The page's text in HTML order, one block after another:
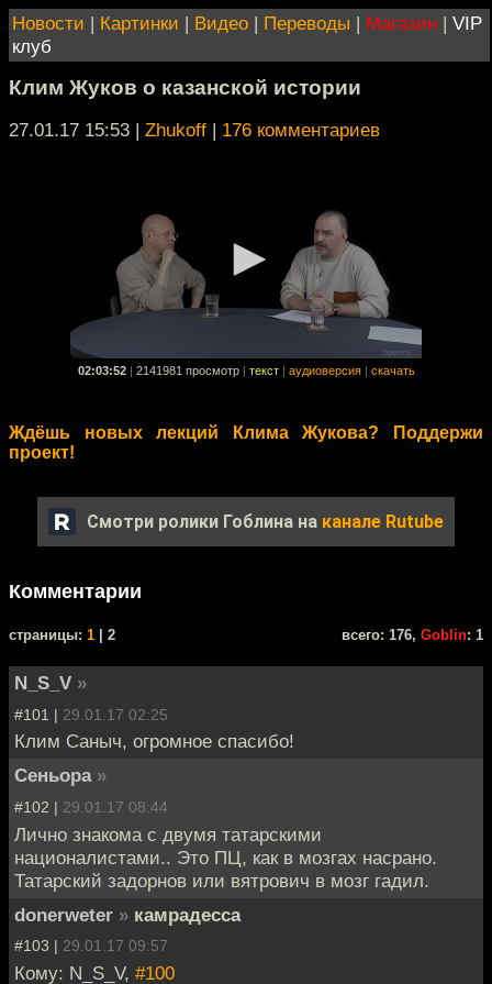
Новости | Картинки | Видео | Переводы | Магазин | VIP
клуб
Клим Жуков о казанской истории
27.01.17 15:53 | Zhukoff | 176 комментариев
02:03:52 2141981 просмотр текст аудиоверсия скачать
Ждёшь новых лекций Клима Жукова? Поддержи
проект!
Смотри ролики Гоблина на канале Rutube
Комментарии
cтраницы: 1 | 2 всего: 176, Goblin: 1
N_S_V »
#101 | 29.01.17 02:25
Клим Саныч, огромное спасибо!
Сеньора »
#102 | 29.01.17 08:44
Лично знакома с двумя татарскими
националистами.. Это ПЦ, как в мозгах насрано.
Татарский задорнов или вятрович в мозг гадил.
donerweter » камрадесса
#103 | 29.01.17 09:57
Кому: N_S_V, #100